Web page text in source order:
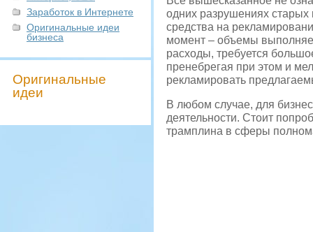
Заработок в Интернете
Оригинальные идеи
бизнеса
Оригинальные
идеи
одних разрушениях старых
средства на
момент – объемы
расходы, требуется
пренебрегая при этом и
рекламировать
В любом случае, для
деятельности. Стоит
трамплина в сферы